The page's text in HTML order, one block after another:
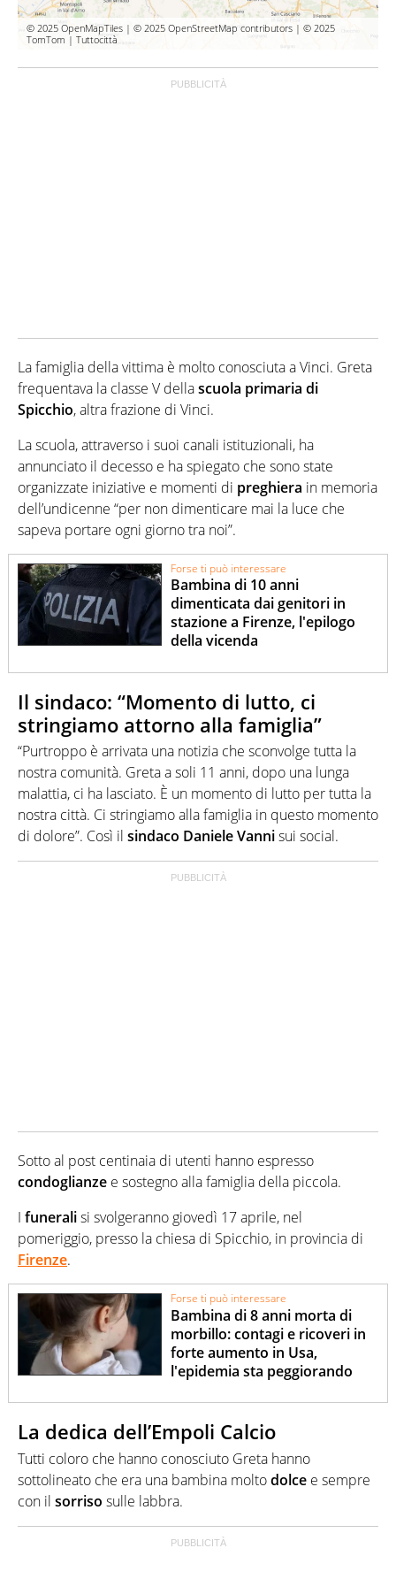
© 2025 OpenMapTiles | © 2025 OpenStreetMap contributors | © 2025
TomTom | Tuttocittà
La famiglia della vittima è molto conosciuta a Vinci. Greta
frequentava la classe V dellascuola primaria di
Spicchio, altra frazione di Vinci.
La scuola, attraverso i suoi canali istituzionali, ha
annunciato il decesso e ha spiegato che sono state
organizzate iniziative e momenti di preghiera in memoria
dell’undicenne “per non dimenticare mai la luce che
sapeva portare ogni giorno tra noi”.
Forse ti può interessare
Bambina di 10 anni
dimenticata dai genitori in
stazione a Firenze, l'epilogo
della vicenda
Il sindaco: “Momento di lutto, ci
stringiamo attorno alla famiglia”
“Purtroppo è arrivata una notizia che sconvolge tutta la
nostra comunità. Greta a soli 11 anni, dopo una lunga
malattia, ci ha lasciato. È un momento di lutto per tutta la
nostra città. Ci stringiamo alla famiglia in questo momento
di dolore”. Così il sindaco Daniele Vannisui social.
Sotto al post centinaia di utenti hanno espresso
condoglianze e sostegno alla famiglia della piccola.
I funeralisi svolgeranno giovedì 17 aprile, nel
pomeriggio, presso la chiesa di Spicchio, in provincia di
Firenze.
Forse ti può interessare
Bambina di 8 anni morta di
morbillo: contagi e ricoveri in
forte aumento in Usa,
l'epidemia sta peggiorando
La dedica dell’Empoli Calcio
Tutti coloro che hanno conosciuto Greta hanno
sottolineato che era una bambina moltodolce e sempre
con il sorriso sulle labbra.